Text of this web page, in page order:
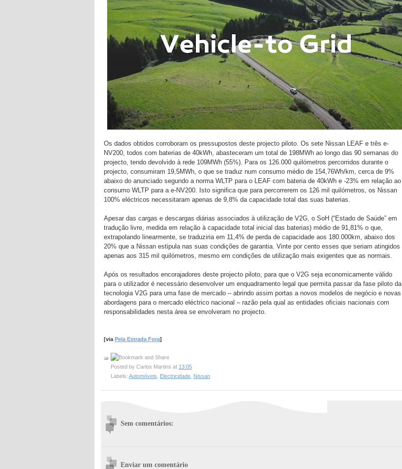
Os dados obtidos corroboram os pressupostos deste projecto piloto. Os sete Nissan LEAF e três e-
NV200, todos com baterias de 40kWh, abasteceram um total de 198MWh ao longo das 90 semanas do
projecto, tendo devolvido à rede 109MWh (55%). Para os 126.000 quilómetros percorridos durante o
projecto, consumiram 19,5MWh, o que se traduz num consumo médio de 154,76Wh/km, cerca de 9%
abaixo do anunciado segundo a norma WLTP para o LEAF com bateria de 40kWh e -23% em relação ao
consumo WLTP para a e-NV200. Isto significa que para percorrerem os 126 mil quilómetros, os Nissan
100% eléctricos necessitaram apenas de 9,8% da capacidade total das suas baterias.
Apesar das cargas e descargas diárias associados à utilização de V2G, o SoH (“Estado de Saúde” em
tradução livre, medida em relação à capacidade total inicial das baterias) médio de 91,81% o que,
extrapolando linearmente, se traduziria em 11,4% de perda de capacidade aos 180.000km, abaixo dos
20% que a Nissan estipula nas suas condições de garantia. Vinte por cento esses que seriam atingidos
apenas aos 315 mil quilómetros, mesmo em condições de utilização mais exigentes que as normais.
Após os resultados encorajadores deste projecto piloto, para que o V2G seja economicamente válido
para o utilizador é necessário desenvolver um enquadramento legal que permita passar da fase piloto da
tecnologia V2G para uma fase de mercado – abrindo assim portas a novos modelos de negócio e novas
abordagens para o mercado eléctrico nacional – razão pela qual as entidades oficiais nacionais com
responsabilidades nesta área se envolveram no projecto.
[via Pela Estrada Fora]
Posted by Carlos Martins at 13:05
Labels: Automóveis Electricidade Nissan
Sem comentários:
Enviar um comentário